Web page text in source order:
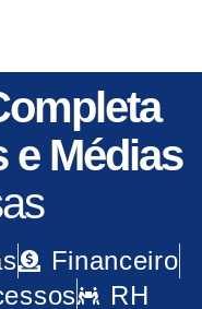
e Médias
Financeiro
RH